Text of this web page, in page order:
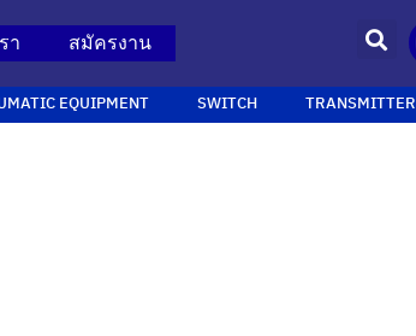
า สมัครงาน
EQUIPMENT SWITCH TRANSMITTER